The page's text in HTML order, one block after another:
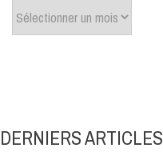
DERNIERS ARTICLES